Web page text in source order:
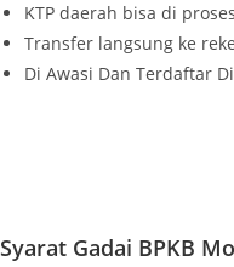
KTP daerah bisa di proses
Transfer langsung ke
Di Awasi Dan Terdaftar Di
Syarat Gadai BPKB